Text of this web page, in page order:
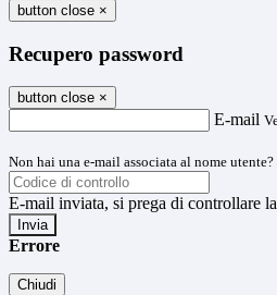
button close ×
Recupero password
button close ×
E-mail
Non hai una e-mail associata al nome
E-mail inviata, si prega di controllare
Errore
Chiudi